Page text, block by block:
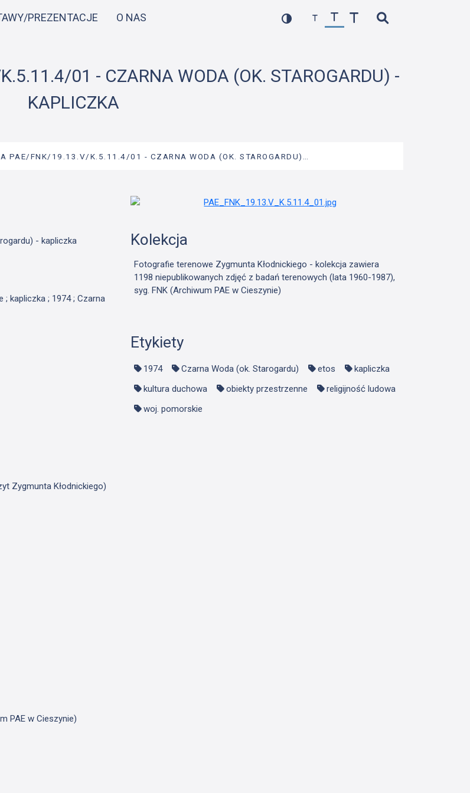
do
PREZENTACJE O NAS
01 - CZARNA WODA (OK. STAROGARDU) -
KAPLICZKA
PAE/FNK/19.13.V/K.5.11.4/01 - CZARNA WODA (OK. STAROGARDU)…
- kapliczka
kapliczka ; 1974 ; Czarna
Zygmunta Kłodnickiego)
PAE w Cieszynie)
Kolekcja
Fotografie terenowe Zygmunta Kłodnickiego - kolekcja zawiera
1198 niepublikowanych zdjęć z badań terenowych (lata 1960-1987),
syg. FNK (Archiwum PAE w Cieszynie)
Etykiety
1974 Czarna Woda (ok. Starogardu) etos
kapliczka
kultura duchowa
obiekty przestrzenne
religijność ludowa
woj. pomorskie